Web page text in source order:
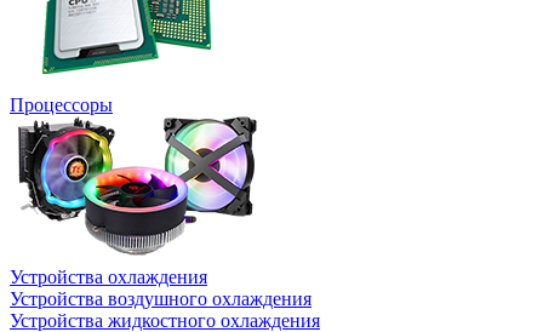
Процессоры
Устройства охлаждения
Устройства воздушного охлаждения
Устройства жидкостного охлаждения